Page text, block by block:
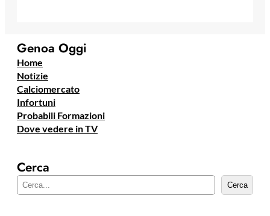
Genoa Oggi
Home
Notizie
Calciomercato
Infortuni
Probabili Formazioni
Dove vedere in TV
Cerca
e
Cerca